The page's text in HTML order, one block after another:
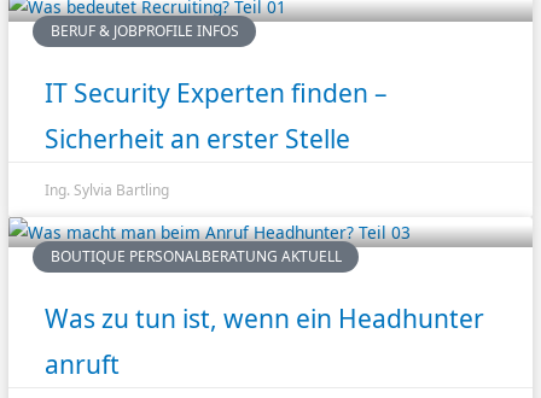
BERUF & JOBPROFILE INFOS
IT Security Experten finden –
Sicherheit an erster Stelle
Ing. Sylvia Bartling
BOUTIQUE PERSONALBERATUNG AKTUELL
Was zu tun ist, wenn ein Headhunter
anruft